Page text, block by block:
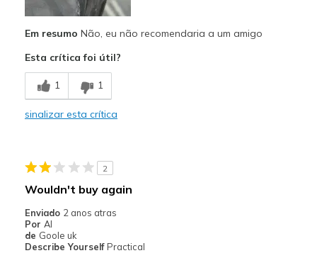
Em resumo Não, eu não recomendaria a um amigo
Esta crítica foi útil?
1 1
sinalizar esta crítica
2
Wouldn't buy again
Enviado 2 anos atras
Por Al
de Goole uk
Describe Yourself Practical